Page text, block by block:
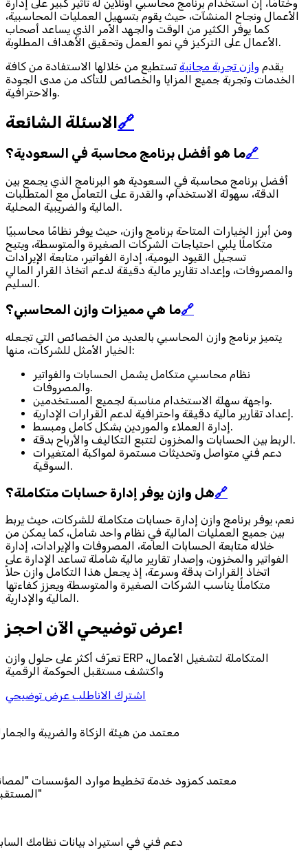
وختامًا، إن استخدام برنامج محاسبي اونلاين له تأثير كبير على إدارة
الأعمال ونجاح المنشآت، حيث يقوم بتسهيل العمليات المحاسبية،
كما يوفر الكثير من الوقت والجهد الأمر الذي يساعد أصحاب
الأعمال على التركيز في نمو العمل وتحقيق الأهداف المطلوبة.
يقدم وازن تجربة مجانية تستطيع من خلالها الاستفادة من كافة
الخدمات وتجربة جميع المزايا والخصائص للتأكد من مدى الجودة
والاحترافية.
الاسئلة الشائعة 🔗
ما هو أفضل برنامج محاسبة في السعودية؟🔗
أفضل برنامج محاسبة في السعودية هو البرنامج الذي يجمع بين
الدقة، سهولة الاستخدام، والقدرة على التعامل مع المتطلبات
المالية والضريبية المحلية.
ومن أبرز الخيارات المتاحة برنامج وازن، حيث يوفر نظامًا محاسبيًا
متكاملًا يلبي احتياجات الشركات الصغيرة والمتوسطة، ويتيح
تسجيل القيود اليومية، إدارة الفواتير، متابعة الإيرادات
والمصروفات، وإعداد تقارير مالية دقيقة لدعم اتخاذ القرار المالي
السليم.
ما هي مميزات وازن المحاسبي؟🔗
يتميز برنامج وازن المحاسبي بالعديد من الخصائص التي تجعله
الخيار الأمثل للشركات، منها:
نظام محاسبي متكامل يشمل الحسابات والفواتير
والمصروفات.
واجهة سهلة الاستخدام مناسبة لجميع المستخدمين.
إعداد تقارير مالية دقيقة واحترافية لدعم القرارات الإدارية.
إدارة العملاء والموردين بشكل كامل ومبسط.
الربط بين الحسابات والمخزون لتتبع التكاليف والأرباح بدقة.
دعم فني متواصل وتحديثات مستمرة لمواكبة المتغيرات
السوقية.
هل وازن يوفر إدارة حسابات متكاملة؟🔗
نعم، يوفر برنامج وازن إدارة حسابات متكاملة للشركات، حيث يربط
بين جميع العمليات المالية في نظام واحد شامل، كما يمكن من
خلاله متابعة الحسابات العامة، المصروفات والإيرادات، إدارة
الفواتير والمخزون، وإصدار تقارير مالية شاملة تساعد الإدارة على
اتخاذ القرارات بدقة وسرعة، إذ يجعل هذا التكامل وازن حلاً
متكاملًا يناسب الشركات الصغيرة والمتوسطة ويعزز كفاءتها
المالية والإدارية.
احجز‎ عرض توضيحي الآن!
تعرّف أكثر على حلول وازن ERP المتكاملة لتشغيل الأعمال،
واكتشف مستقبل الحوكمة الرقمية
اشترك الاناطلب عرض توضيحي
معتمد من هيئة الزكاة
معتمد كمزود خدمة تخطيط موارد
دعم فني في استيراد